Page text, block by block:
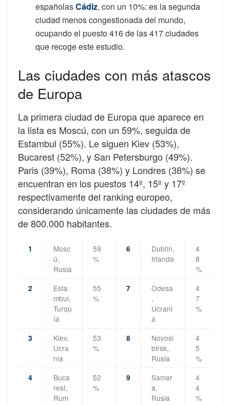
españolasCádiz, con un 10%: es la segunda
ciudad menos congestionada del mundo,
ocupando el puesto 416 de las 417 ciudades
que recoge este estudio.
Las ciudades con más atascos
de Europa
La primera ciudad de Europa que aparece en
la lista es Moscú, con un 59%, seguida de
Estambul (55%). Le siguen Kiev (53%),
Bucarest (52%), y San Petersburgo (49%).
Paris (39%), Roma (38%) y Londres (38%) se
encuentran en los puestos 14º, 15º y 17º
respectivamente del ranking europeo,
considerando únicamente las ciudades de más
de 800.000 habitantes.
1
Mosc
ú,
Rusia
59
%
6
Dublín,
Irlanda
4
8
%
2
Esta
mbul,
Turqu
ía
55
%
7
Odesa
,
Ucrani
a
4
7
%
3
Kiev,
Ucra
nia
53
%
8
Novosi
birsk,
Rusia
4
5
%
4
Buca
rest,
Rum
52
%
9
Samar
a,
Rusia
4
4
%